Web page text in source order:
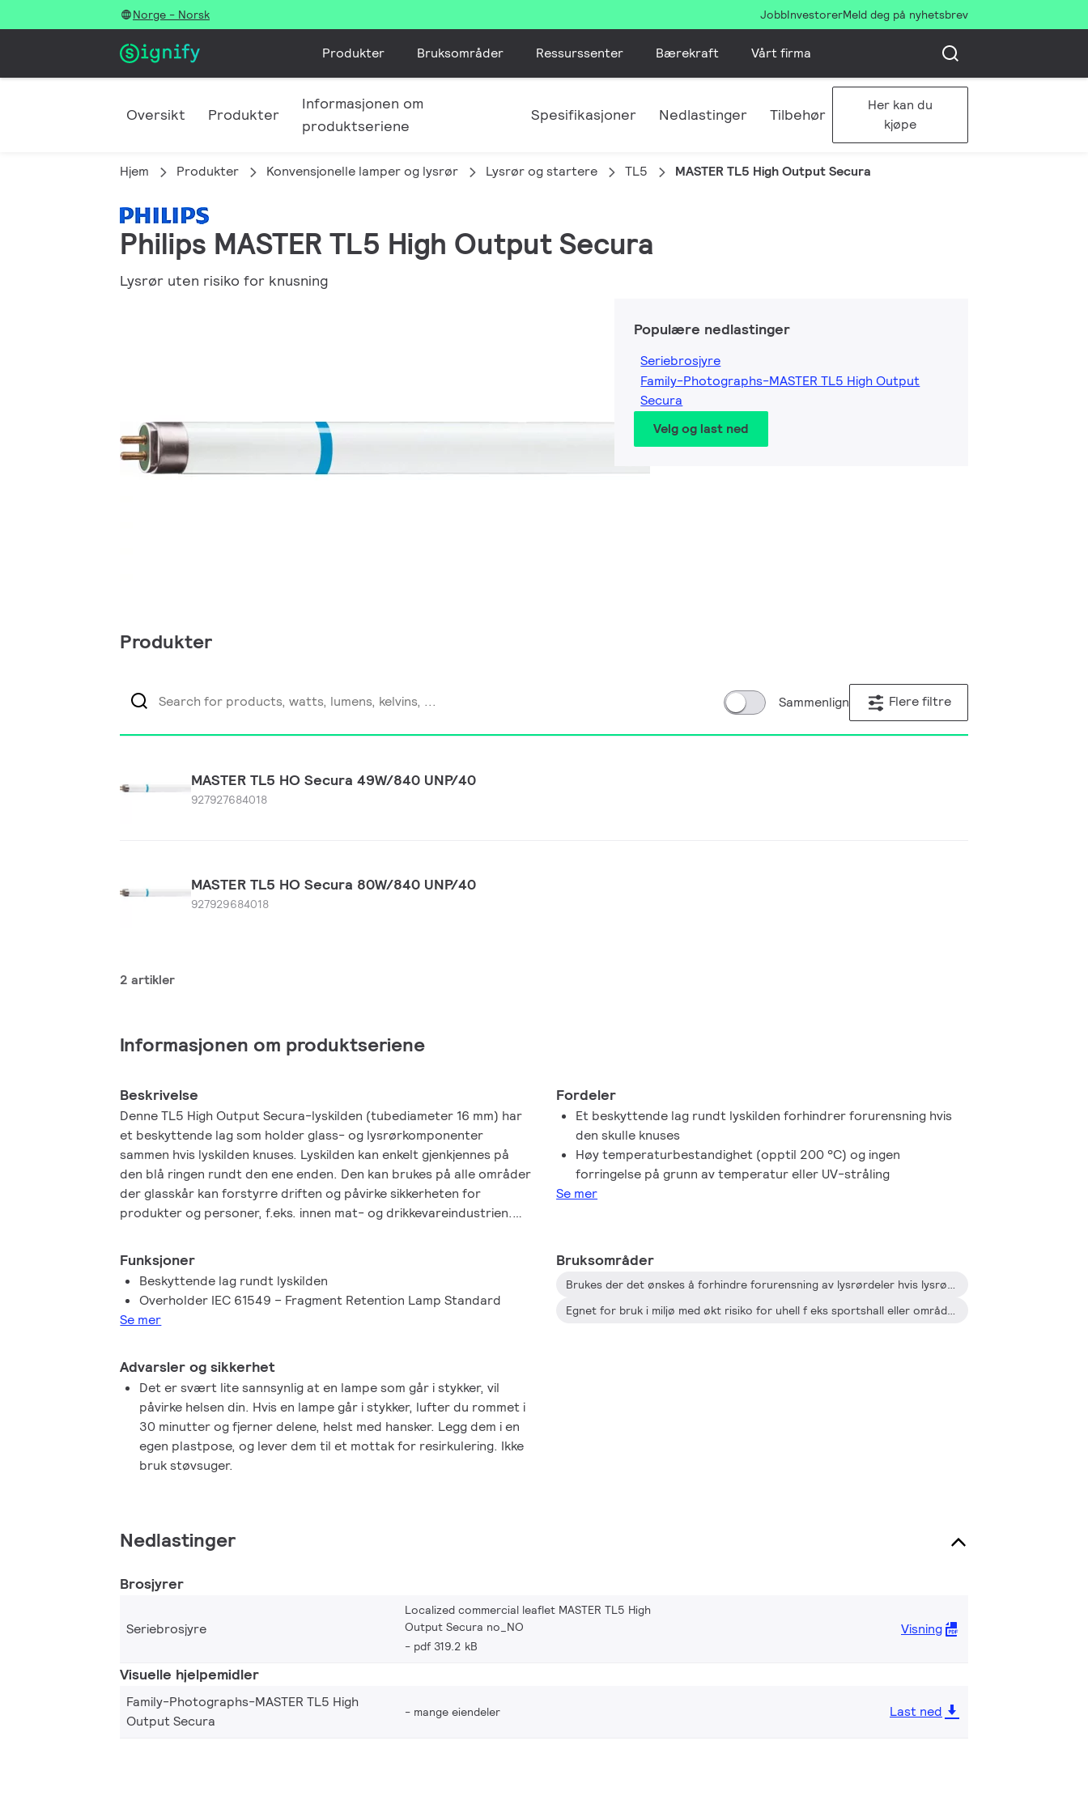
Norge - Norsk JobbInvestorerMeld deg på nyhetsbrev
Produkter Bruksområder Ressurssenter Bærekraft Vårt firma
Oversikt Produkter
Informasjonen om
produktseriene
Spesifikasjoner Nedlastinger Tilbehør
Her kan du
kjøpe
Hjem Produkter Konvensjonelle lamper og lysrør Lysrør og startere TL5 MASTER TL5 High Output Secura
Philips MASTER TL5 High Output Secura
Lysrør uten risiko for knusning
Populære nedlastinger
Seriebrosjyre
Family-Photographs-MASTER TL5 High Output
Secura
Velg og last ned
Produkter
Sammenlign Flere filtre
MASTER TL5 HO Secura 49W/840 UNP/40
927927684018
MASTER TL5 HO Secura 80W/840 UNP/40
927929684018
2 artikler
Informasjonen om produktseriene
Beskrivelse
Denne TL5 High Output Secura-lyskilden (tubediameter 16 mm) har
et beskyttende lag som holder glass- og lysrørkomponenter
sammen hvis lyskilden knuses. Lyskilden kan enkelt gjenkjennes på
den blå ringen rundt den ene enden. Den kan brukes på alle områder
der glasskår kan forstyrre driften og påvirke sikkerheten for
produkter og personer, f.eks. innen mat- og drikkevareindustrien.
sertifisert av HACCP.
Fordeler
Et beskyttende lag rundt lyskilden forhindrer forurensning hvis
den skulle knuses
Høy temperaturbestandighet (opptil 200 °C) og ingen
forringelse på grunn av temperatur eller UV-stråling
Se mer
Funksjoner
Beskyttende lag rundt lyskilden
Overholder IEC 61549 – Fragment Retention Lamp Standard
Se mer
Bruksområder
Brukes der det ønskes å forhindre forurensning av lysrørdeler hvis lysrøret ved uhell knuses, f eks i næringsmiddelindustrien, underleverandører til næringsmiddelindustrien, helsevesen, farmasøytisk virksomhet, cleanroom etc.
Egnet for bruk i miljø med økt risiko for uhell f eks sportshall eller områder med gaffeltruck
Advarsler og sikkerhet
Det er svært lite sannsynlig at en lampe som går i stykker, vil
påvirke helsen din. Hvis en lampe går i stykker, lufter du rommet i
30 minutter og fjerner delene, helst med hansker. Legg dem i en
egen plastpose, og lever dem til et mottak for resirkulering. Ikke
bruk støvsuger.
Nedlastinger
Brosjyrer
Seriebrosjyre
Localized commercial leaflet MASTER TL5 High
Output Secura no_NO
pdf 319.2 kB
Visning
Visuelle hjelpemidler
Family-Photographs-MASTER TL5 High
Output Secura
mange eiendeler Last ned